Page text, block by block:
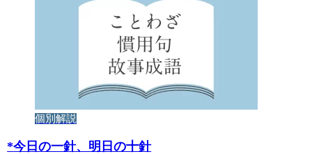
個別解説
*今日の一針、明日の十針